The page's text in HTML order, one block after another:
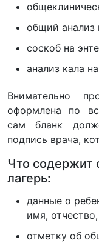
общий анализ
соскоб на
анализ кала
Внимательно
оформлена по
сам бланк
подпись врача,
Что содержит
лагерь:
данные о
имя,
отметку об